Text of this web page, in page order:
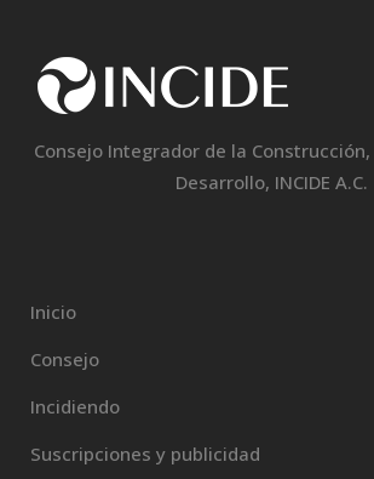
Consejo Integrador de la
Desarrollo, INCIDE A.C.
Inicio
Consejo
Incidiendo
Suscripciones y publicidad